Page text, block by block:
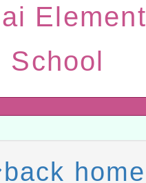
藝術巡演」活
民及學前教
理「114至
畫師資專業
年度閱讀磐
習
工智慧(AI)工
講師名單
School
back home